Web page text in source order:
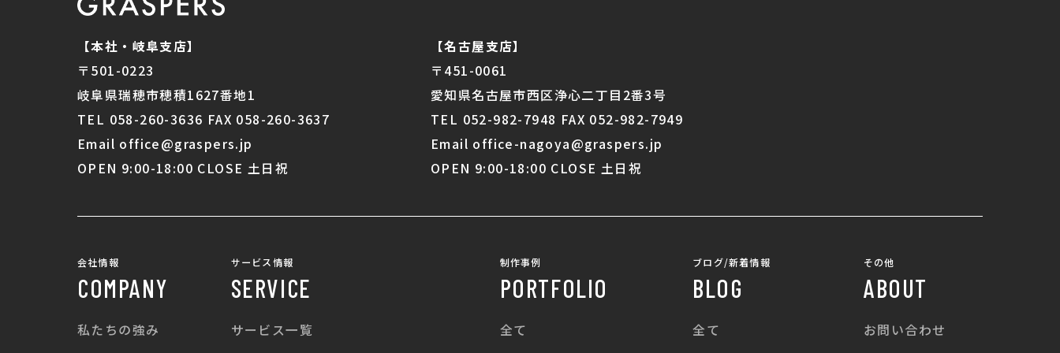
【本社・岐阜支店】
〒501-0223
岐阜県瑞穂市穂積1627番地1
TEL 058-260-3636 FAX 058-260-3637
Email office@graspers.jp
OPEN 9:00-18:00 CLOSE 土日祝
【名古屋支店】
〒451-0061
愛知県名古屋市西区浄心二丁目2番3号
TEL 052-982-7948 FAX 052-982-7949
Email office-nagoya@graspers.jp
OPEN 9:00-18:00 CLOSE 土日祝
会社情報
COMPANY
私たちの強み
サービス情報
SERVICE
サービス一覧
制作事例
PORTFOLIO
全て
ブログ/新着情報
BLOG
全て
その他
ABOUT
お問い合わせ